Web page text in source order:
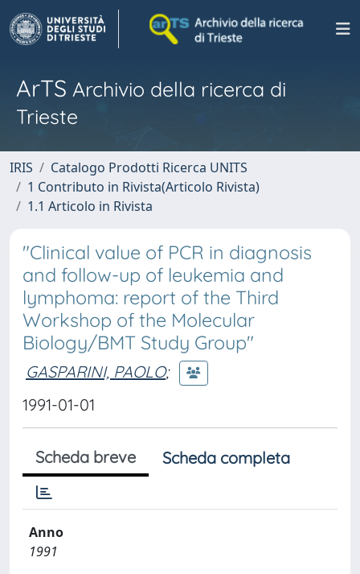
ArTS Archivio della ricerca di
Trieste
IRIS
Catalogo Prodotti Ricerca UNITS
1 Contributo in Rivista(Articolo Rivista)
1.1 Articolo in Rivista
"Clinical value of PCR in diagnosis
and follow-up of leukemia and
lymphoma: report of the Third
Workshop of the Molecular
Biology/BMT Study Group"
GASPARINI, PAOLO;
1991-01-01
Scheda breve Scheda completa
Anno
1991